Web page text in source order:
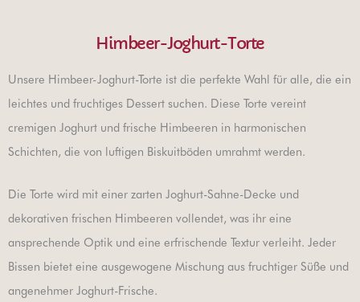
Himbeer-Joghurt-Torte
Unsere Himbeer-Joghurt-Torte ist die perfekte Wahl für alle, die ein
leichtes und fruchtiges Dessert suchen. Diese Torte vereint
cremigen Joghurt und frische Himbeeren in harmonischen
Schichten, die von luftigen Biskuitböden umrahmt werden.
Die Torte wird mit einer zarten Joghurt-Sahne-Decke und
dekorativen frischen Himbeeren vollendet, was ihr eine
ansprechende Optik und eine erfrischende Textur verleiht. Jeder
Bissen bietet eine ausgewogene Mischung aus fruchtiger Süße und
angenehmer Joghurt-Frische.